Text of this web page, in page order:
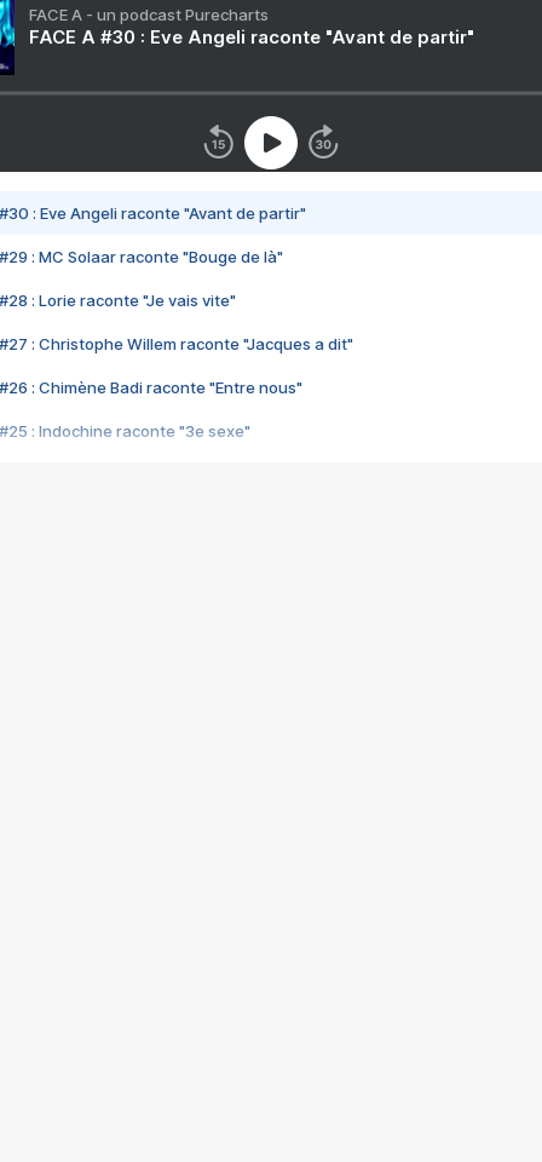
FACE A - un podcast Purecharts
FACE A #30 : Eve Angeli raconte "Avant de partir"
#30 : Eve Angeli raconte "Avant de partir"
#29 : MC Solaar raconte "Bouge de là"
#28 : Lorie raconte "Je vais vite"
#27 : Christophe Willem raconte "Jacques a dit"
#26 : Chimène Badi raconte "Entre nous"
#25 : Indochine raconte "3e sexe"